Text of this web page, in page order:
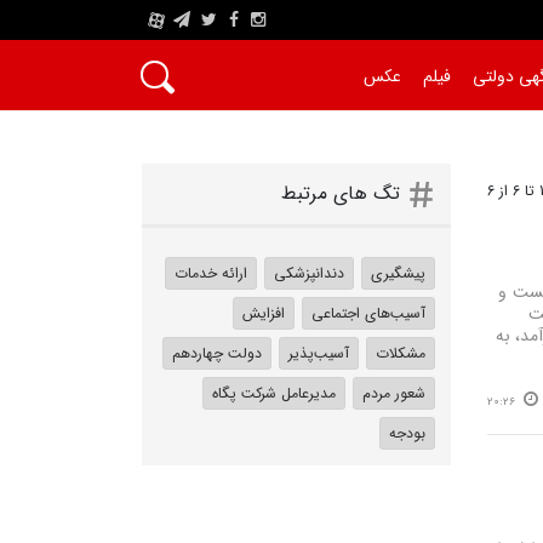
A
دولتی فیلم عکس
و
به
20:26
تگ های مرتبط
پیشگیری دندانپزشکی
ارائه خدمات
آسیب‌های اجتماعی
افزایش
مشکلات
آسیب‌پذیر
دولت چهاردهم
شعور مردم
مدیرعامل شرکت پگاه
بودجه